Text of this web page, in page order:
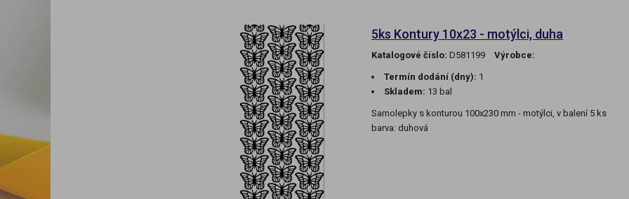
5ks Kontury 10x23 - motýlci, duha
Katalogové číslo: D581199 Výrobce:
Termín dodání (dny): 1
Skladem: 13 bal
Samolepky s konturou 100x230 mm - motýlci, v balení 5 ks
barva: duhová